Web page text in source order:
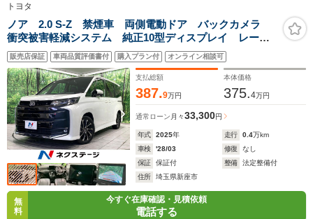
トヨタ
ノア 2.0 S-Z 禁煙車 両側電動ドア バックカメラ
衝突被害軽減システム 純正10型ディスプレイ レーダ
ークルーズ シートヒーター コーナーセンサー スマ
ートキー LEDヘッド ETC2.0 純正17インチアルミ
販売店保証 車両品質評価書付 購入プラン付 オンライン相談可
支払総額
387.9万円
本体価格
375.4万円
通常ローン 月々33,300円
年式 2025年 走行 0.4万km
車検
'28/03 修復
なし
保証
保証付 整備
法定整備付
住所
埼玉県新座市
無
料
今すぐ在庫確認・見積依頼
電話する